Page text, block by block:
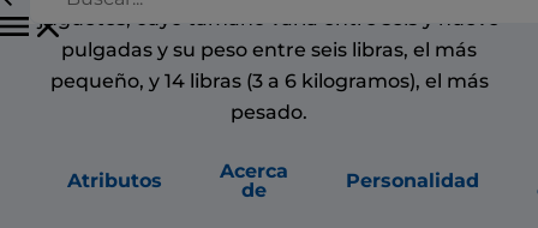
juguetes, cuyo tamaño varía entre seis y nueve
pulgadas y su peso entre seis libras, el más
pequeño, y 14 libras (3 a 6 kilogramos), el más
pesado.
Atributos
Acerca
de
Personalidad